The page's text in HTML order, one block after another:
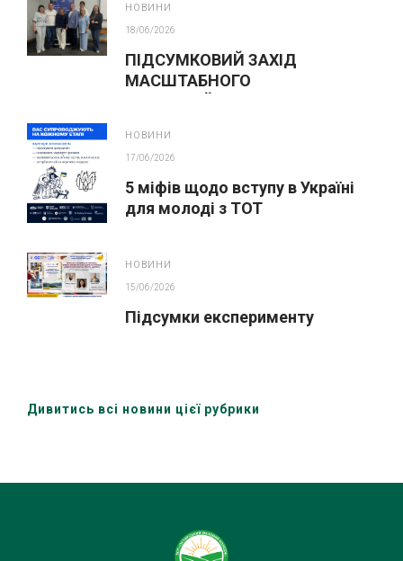
НОВИНИ
18/06/2026
ПІДСУМКОВИЙ ЗАХІД
МАСШТАБНОГО
НОВИНИ
17/06/2026
5 міфів щодо вступу в Україні
для молоді з ТОТ
НОВИНИ
15/06/2026
Підсумки експерименту
Дивитись всі новини цієї рубрики